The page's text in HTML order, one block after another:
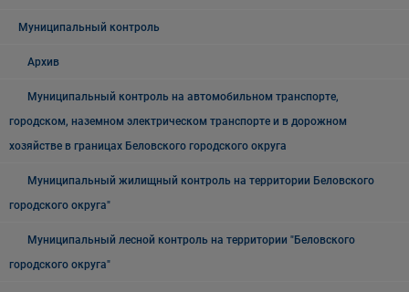
Муниципальный контроль
Архив
Муниципальный контроль на автомобильном транспорте,
городском, наземном электрическом транспорте и в дорожном
хозяйстве в границах Беловского городского округа
Муниципальный жилищный контроль на территории Беловского
городского округа"
Муниципальный лесной контроль на территории "Беловского
городского округа"